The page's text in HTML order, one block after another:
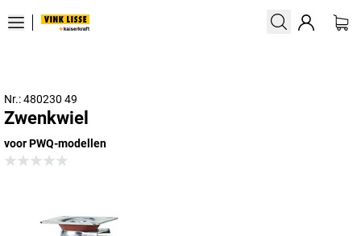
Nr.: 480230 49
Zwenkwiel
voor PWQ-modellen